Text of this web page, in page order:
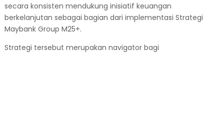
secara konsisten mendukung inisiatif keuangan
berkelanjutan sebagai bagian dari implementasi Strategi
Maybank Group M25+.
Strategi tersebut merupakan navigator bagi